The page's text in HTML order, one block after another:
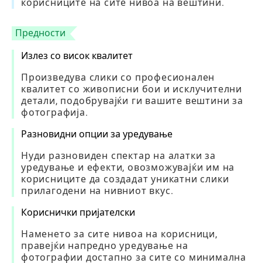
корисниците на сите нивоа на вештини.
Предности
Излез со висок квалитет
Произведува слики со професионален
квалитет со живописни бои и исклучителни
детали, подобрувајќи ги вашите вештини за
фотографија.
Разновидни опции за уредување
Нуди разновиден спектар на алатки за
уредување и ефекти, овозможувајќи им на
корисниците да создадат уникатни слики
прилагодени на нивниот вкус.
Кориснички пријателски
Наменето за сите нивоа на корисници,
правејќи напредно уредување на
фотографии достапно за сите со минимална